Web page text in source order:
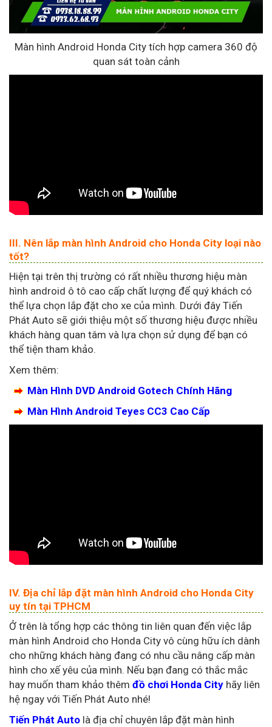
Màn hình Android Honda City tích hợp camera 360 độ
quan sát toàn cảnh
III. Nên lắp màn hình Android cho Honda City loại nào
tốt?
Hiện tại trên thị trường có rất nhiều thương hiệu màn
hình android ô tô cao cấp chất lượng để quý khách có
thể lựa chọn lắp đặt cho xe của mình. Dưới đây Tiến
Phát Auto sẽ giới thiệu một số thương hiệu được nhiều
khách hàng quan tâm và lựa chọn sử dụng để bạn có
thể tiện tham khảo.
Xem thêm:
Màn Hình DVD Android Gotech Chính Hãng
Màn Hình Android Teyes CC3 Cao Cấp
IV. Địa chỉ lắp đặt màn hình Android cho Honda City
uy tín tại TPHCM
Ở trên là tổng hợp các thông tin liên quan đến việc lắp
màn hình Android cho Honda City vô cùng hữu ích dành
cho những khách hàng đang có nhu cầu nâng cấp màn
hình cho xế yêu của mình. Nếu bạn đang có thắc mắc
hay muốn tham khảo thêm đồ chơi Honda City hãy liên
hệ ngay với Tiến Phát Auto nhé!
Tiến Phát Auto là địa chỉ chuyên lắp đặt màn hình